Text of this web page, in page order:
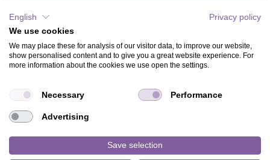
KONTAKT
AGB
CHARITY
MAGAZIN
HILFE
English
Privacy policy
We use cookies
We may place these for analysis of our visitor data, to improve our website,
show personalised content and to give you a great website experience. For
more information about the cookies we use open the settings.
Necessary Performance
Advertising
Save selection